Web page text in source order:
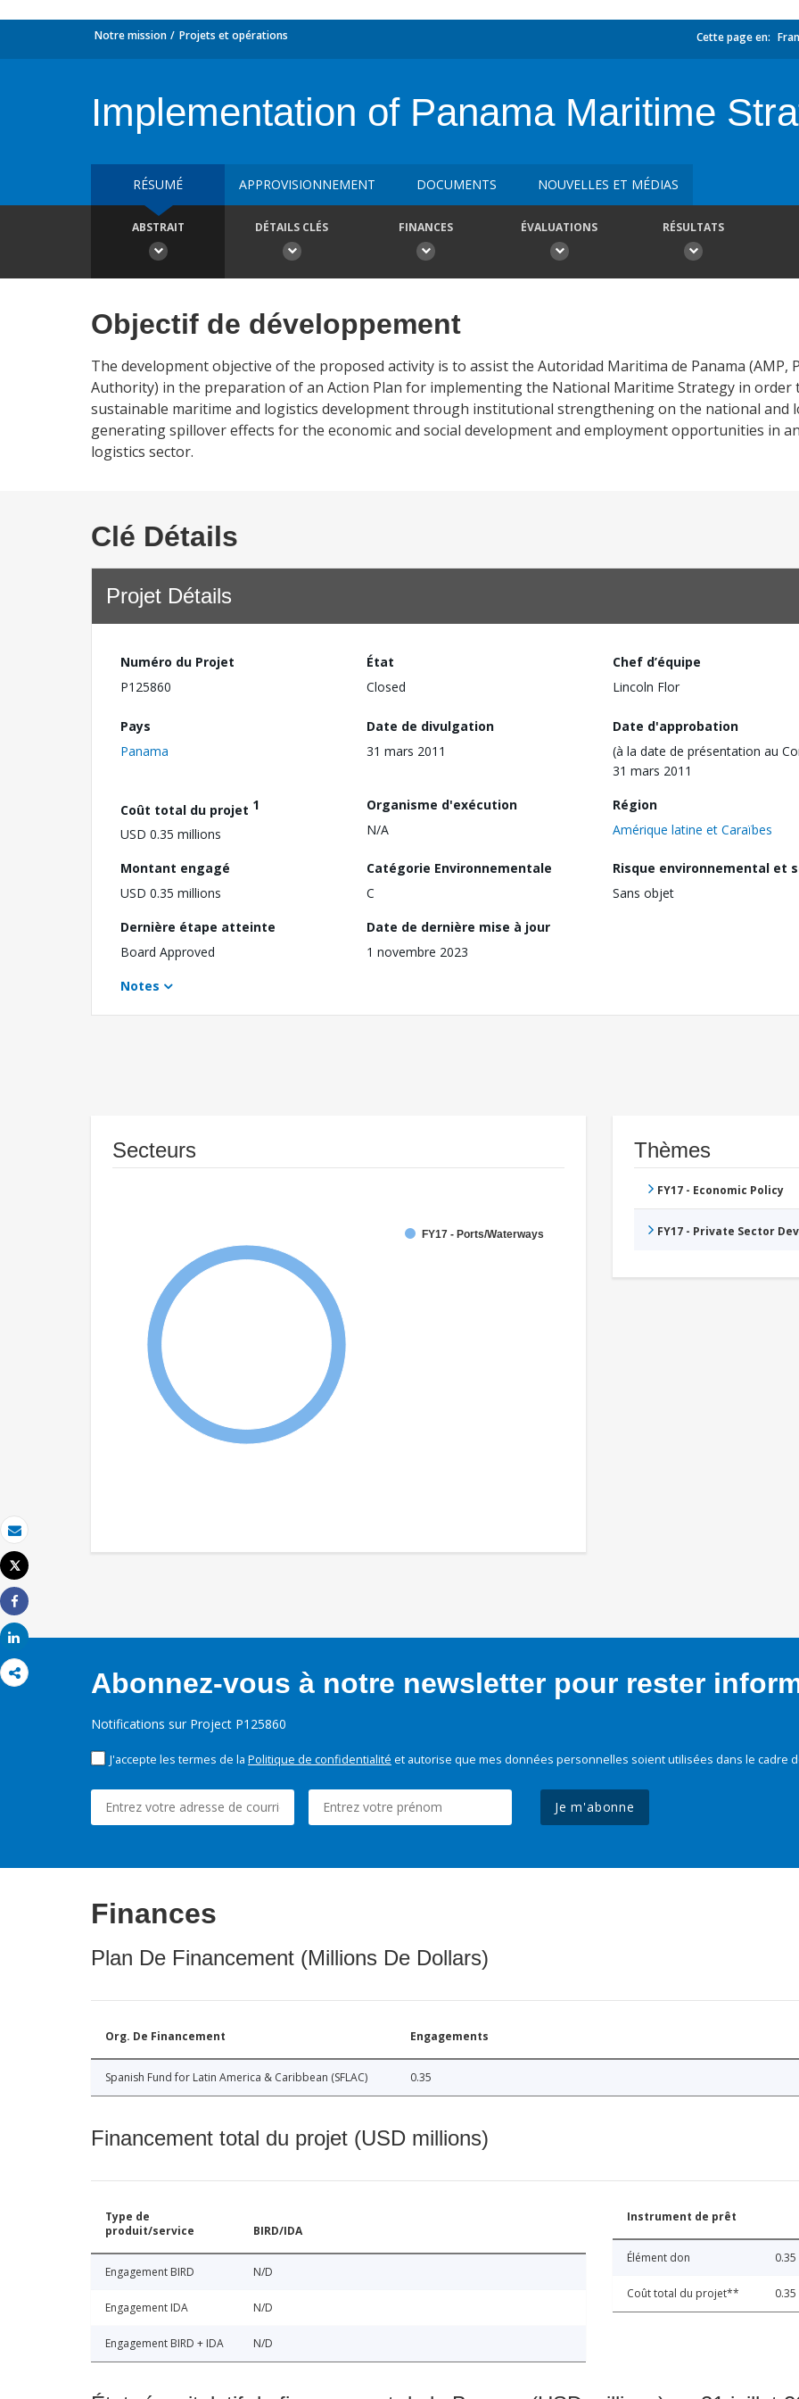
Email
Imprimer
Tweet
Share
Share
Notre mission Projets et opérations Cette page en:
Implementation of Panama Maritime
RÉSUMÉ APPROVISIONNEMENT DOCUMENTS NOUVELLES ET MÉDIAS
ABSTRAIT DÉTAILS CLÉS FINANCES ÉVALUATIONS RÉSULTATS
Objectif de développement
The development objective of the proposed activity is to assist the Autoridad Maritima de Panama (AMP,
Authority) in the preparation of an Action Plan for implementing the National Maritime Strategy in order
sustainable maritime and logistics development through institutional strengthening on the national and
generating spillover effects for the economic and social development and employment opportunities in
logistics sector.
Clé Détails
Projet Détails
Numéro du Projet
P125860
État
Closed
Chef d’équipe
Lincoln Flor
Pays
Panama
Date de divulgation
31 mars 2011
Date d'approbation
(à la date de présentation au
31 mars 2011
Coût total du projet 1
USD 0.35 millions
Organisme d'exécution
N/A
Région
Amérique latine et Caraïbes
Montant engagé
USD 0.35 millions
Catégorie Environnementale
C
Risque environnemental et
Sans objet
Dernière étape atteinte
Board Approved
Date de dernière mise à jour
1 novembre 2023
Notes
Secteurs
FY17 - Ports/Waterways
Thèmes
FY17 - Economic Policy
FY17 - Private Sector
Abonnez-vous à notre newsletter pour rester
Notifications sur Project P125860
J'accepte les termes de la Politique de confidentialité et autorise que mes données personnelles soient utilisées dans le cadre
Je m'abonne
Finances
Plan De Financement (Millions De Dollars)
Org. De Financement Engagements
Spanish Fund for Latin America & Caribbean (SFLAC) 0.35
Financement total du projet (USD millions)
Type de
produit/service
BIRD/IDA
Engagement BIRD N/D
Engagement IDA N/D
Engagement BIRD + IDA N/D
Instrument de prêt
Élément don 0.35
Coût total du projet** 0.35